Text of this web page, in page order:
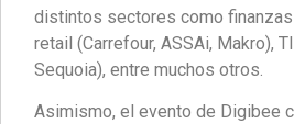
distintos sectores como finanzas
retail (Carrefour, ASSAi, Makro),
Sequoia), entre muchos otros.
Asimismo, el evento de Digibee